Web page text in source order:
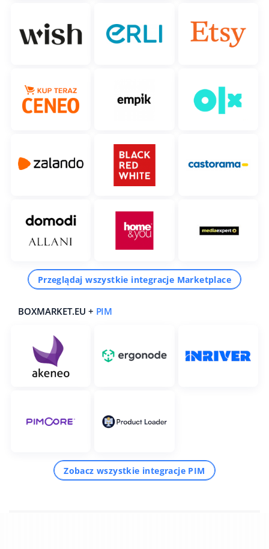
Przeglądaj wszystkie integracje Marketplace
BOXMARKET.EU + PIM
Zobacz wszystkie integracje PIM